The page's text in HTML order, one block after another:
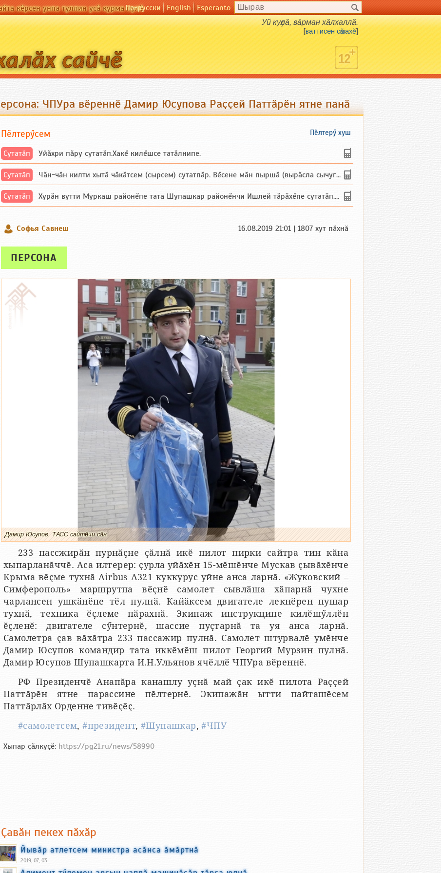
кӗрсен унпа туллин усӑ курма пулӗПо-русски English Esperanto
Уй куҫлӑ, вӑрман хӑлхаллӑ.
[ваттисен сӑмахӗ]
ЧПУра вӗреннӗ Дамир Юсупова Раҫҫей Паттӑрӗн ятне панӑ
Пӗлтерӳ хуш
Пӗлтерӳсем
Сутатӑп Уйăхри пăру сутатăп.Хакĕ килĕшсе татăлнипе.
Сутатӑп Чăн-чăн килти хытă чăкăтсем (сырсем) сутатпăр. Вĕсене мăн пыршă (вырăсла сычуг) ...
Сутатӑп Хурăн вутти Муркаш районĕпе тата Шупашкар районĕнчи Ишлей тăрăхĕпе сутатăп. Ха...
Софья Савнеш 16.08.2019 21:01 | 1807 хут пӑхнӑ
ПЕРСОНА
Дамир Юсупов. ТАСС сайтӗнчи сӑн
233 пассжирӑн пурнӑҫне ҫӑлнӑ икӗ пилот пирки сайтра тин кӑна
хыпарланӑччӗ. Аса илтерер: ҫурла уйӑхӗн 15-мӗшӗнче Мускав ҫывӑхӗнче
Крыма вӗҫме тухнӑ Airbus A321 куккурус уйне анса ларнӑ. «Жуковский –
Симферополь» маршрутпа вӗҫнӗ самолет сывлӑша хӑпарнӑ чухне
чарлансен ушкӑнӗпе тӗл пулнӑ. Кайӑксем двигателе лекнӗрен пушар
тухнӑ, техника ӗҫлеме пӑрахнӑ. Экипаж инструкципе килӗшӳллӗн
ӗҫленӗ: двигателе сӳнтернӗ, шассие пуҫтарнӑ та уя анса ларнӑ.
Самолетра ҫав вӑхӑтра 233 пассажир пулнӑ. Самолет штурвалӗ умӗнче
Дамир Юсупов командир тата иккӗмӗш пилот Георгий Мурзин пулнӑ.
Дамир Юсупов Шупашкарта И.Н.Ульянов ячӗллӗ ЧПУра вӗреннӗ.
РФ Президенчӗ Анапӑра канашлу уҫнӑ май ҫак икӗ пилота Раҫҫей
Паттӑрӗн ятне парассине пӗлтернӗ. Экипажӑн ытти пайташӗсем
Паттӑрлӑх Орденне тивӗҫӗҫ.
#самолетсем,#президент,#Шупашкар,#ЧПУ
Хыпар ҫӑлкуҫӗ: https://pg21.ru/news/58990
Ҫавӑн пекех пӑхӑр
Йывӑр атлетсем министра асӑнса ӑмӑртнӑ
2019, 07, 03